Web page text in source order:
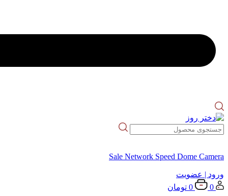
Sale Network Speed Dome Camera
ورود | عضویت
0
0 تومان